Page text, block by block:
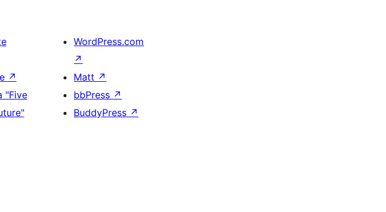
↗
"Five
WordPress.com
↗
Matt ↗
bbPress ↗
BuddyPress ↗